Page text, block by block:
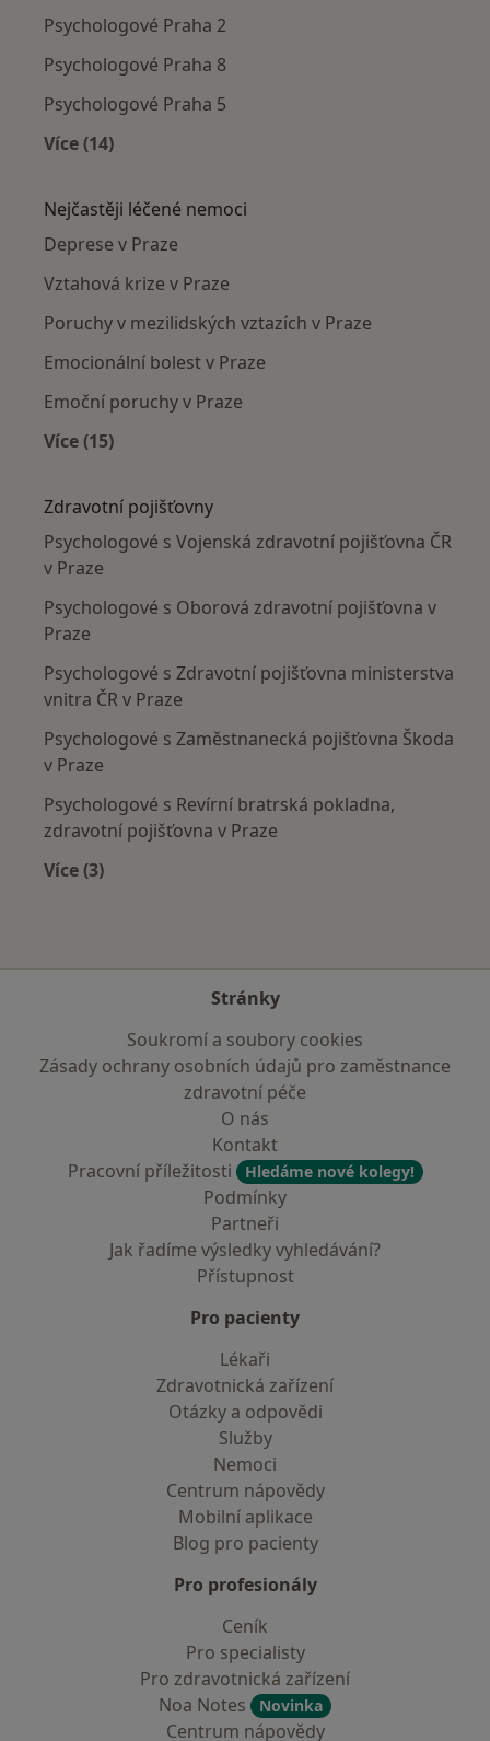
Psychologové Praha 2
Psychologové Praha 8
Psychologové Praha 5
Více (14)
Nejčastěji léčené nemoci
Deprese v Praze
Vztahová krize v Praze
Poruchy v mezilidských vztazích v Praze
Emocionální bolest v Praze
Emoční poruchy v Praze
Více (15)
Zdravotní pojišťovny
Psychologové s Vojenská zdravotní pojišťovna ČR
v Praze
Psychologové s Oborová zdravotní pojišťovna v
Praze
Psychologové s Zdravotní pojišťovna ministerstva
vnitra ČR v Praze
Psychologové s Zaměstnanecká pojišťovna Škoda
v Praze
Psychologové s Revírní bratrská pokladna,
zdravotní pojišťovna v Praze
Více (3)
Stránky
Soukromí a soubory cookies
Zásady ochrany osobních údajů pro zaměstnance
zdravotní péče
O nás
Kontakt
Pracovní příležitosti
Hledáme nové kolegy!
Podmínky
Partneři
Jak řadíme výsledky vyhledávání?
Přístupnost
Pro pacienty
Lékaři
Zdravotnická zařízení
Otázky a odpovědi
Služby
Nemoci
Centrum nápovědy
Mobilní aplikace
Blog pro pacienty
Pro profesionály
Ceník
Pro specialisty
Pro zdravotnická zařízení
Noa Notes
Novinka
Centrum nápovědy